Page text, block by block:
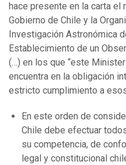
hace presente en la carta el
Gobierno de Chile y la
Investigación Astronómica
Establecimiento de un
(…) en los que “este
encuentra en la obligación
estricto cumplimiento a
En este orden de
Chile debe efectuar
su competencia, de
legal y constitucional